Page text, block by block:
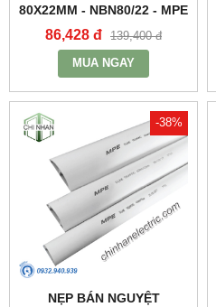
80X22MM - NBN80/22 - MPE
86,428 đ 139,400 đ
MUA NGAY
-38%
NẸP BÁN NGUYỆT